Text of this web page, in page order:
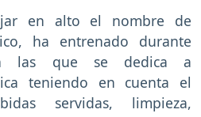
en alto el nombre de
ha entrenado durante
las que se dedica a
teniendo en cuenta el
servidas, limpieza,